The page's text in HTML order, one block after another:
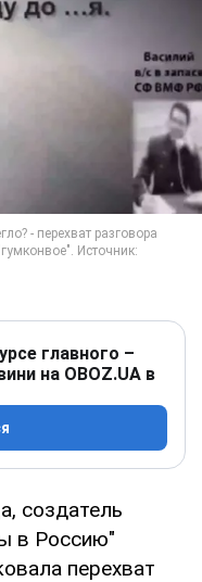
главного –
на OBOZ.UA в
создатель
в Россию"
перехват